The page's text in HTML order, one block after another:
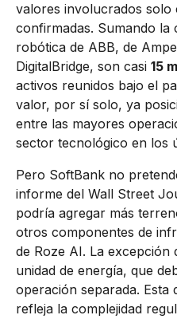
valores involucrados solo
confirmadas. Sumando la
robótica de ABB, de
DigitalBridge, son casi 15
activos reunidos bajo el
valor, por sí solo, ya
entre las mayores
sector tecnológico en los
Pero SoftBank no
informe del Wall Street
podría agregar más
otros componentes de
de Roze AI. La excepción
unidad de energía, que
operación separada. Esta
refleja la complejidad